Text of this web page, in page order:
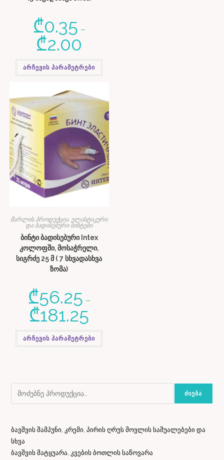
₾0.35 –
₾2.00
არჩევის პარამეტრები
მარლის პროდუქცია, ელასტიკური
და ბადისებური ბინტები
ბინტი ბადისებური Intex
კოლოფში, მოსაჭრელი,
სიგრძე 25 მ ( 7 სხვადასხვა
ზომა)
₾56.25 –
₾181.25
არჩევის პარამეტრები
ᲫᲘᲔᲑᲐ
ბავშვის შამპუნი, კრემი, პირის ღრუს მოვლის საშუალებები და
სხვა
ბავშვის მატყუარა, კვების ბოთლის საწოვარა